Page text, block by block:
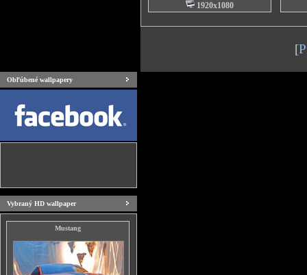
1920x1080
[
Obľúbené wallpapery
Vybraný HD wallpaper
Mustang